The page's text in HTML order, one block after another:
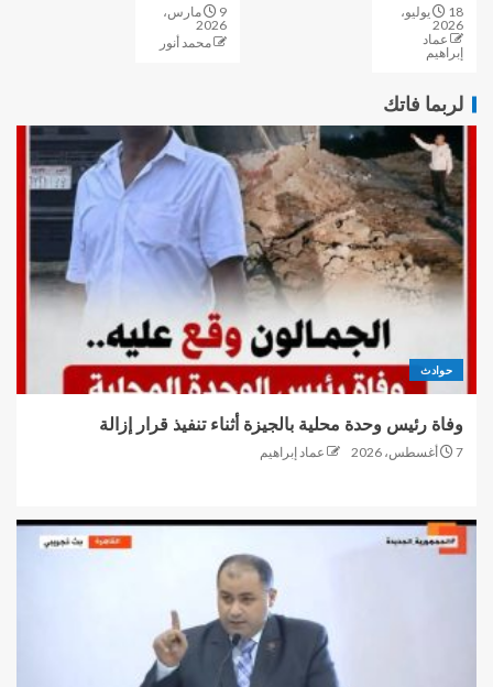
18 يوليو،
2026
عماد
إبراهيم
9 مارس،
2026
محمد أنور
لربما فاتك
حوادث
وفاة رئيس وحدة محلية بالجيزة أثناء تنفيذ قرار إزالة
7 أغسطس، 2026 عماد إبراهيم